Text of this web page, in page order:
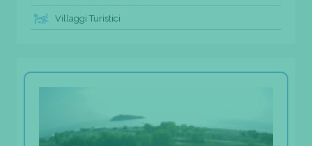
Villaggi Turistici